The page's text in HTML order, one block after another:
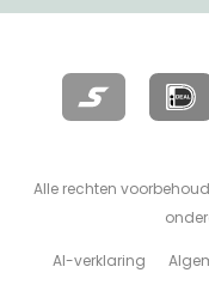
Alle rechten
AI-verklaring